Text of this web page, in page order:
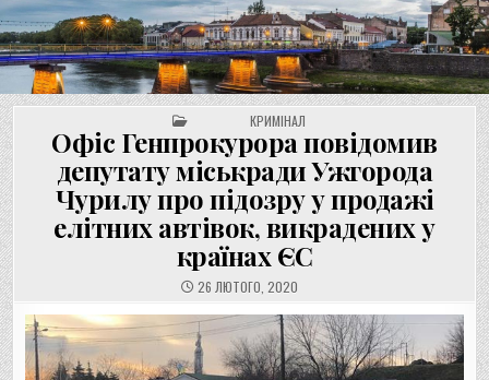
Перейти
до
вмісту
UNGVAR.UZ.UA
POSTED INКРИМІНАЛ
Офіс Генпрокурора повідомив
депутату міськради Ужгорода
Чурилу про підозру у продажі
елітних автівок, викрадених у
країнах ЄС
26 ЛЮТОГО, 2020